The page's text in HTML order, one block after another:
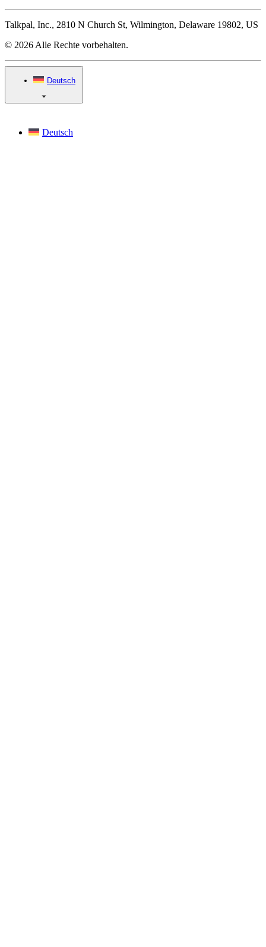
Talkpal, Inc., 2810 N Church St, Wilmington, Delaware 19802, US
© 2026 Alle Rechte vorbehalten.
Deutsch
Deutsch